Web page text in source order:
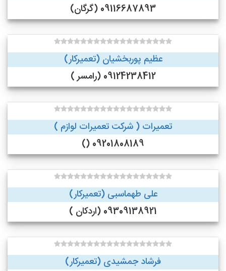
09116687893 (گرگان)
عظیم پوربخشیان (تعمیرکار)
09124238412 (رامسر )
تعمیرات ( شرکت تعمیرات لوازم )
09201808189 ()
علی طهماسبی (تعمیرکار)
09309138921 (اردکان )
فرشاد جمشیدی (تعمیرکار)